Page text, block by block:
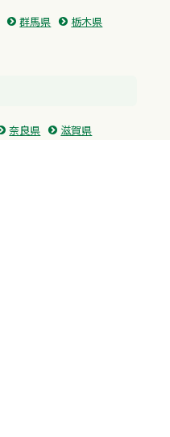
群馬県
栃木県
奈良県
滋賀県